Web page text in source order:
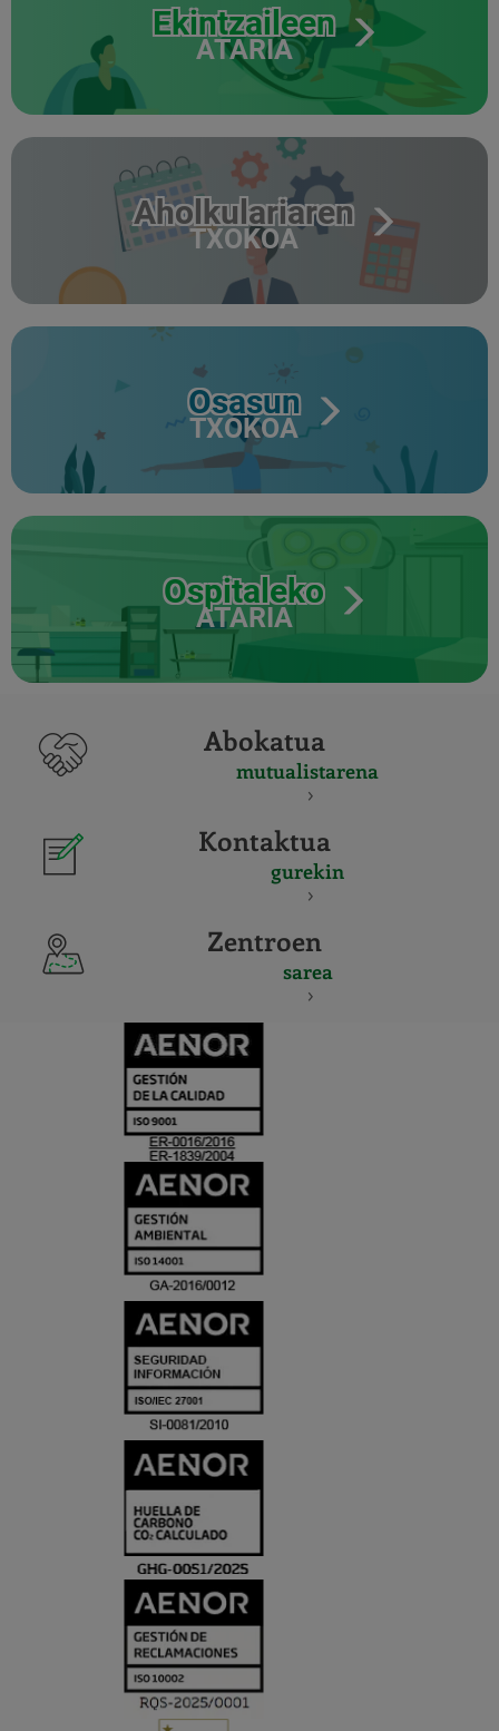
Ekintzaileen
ATARIA
Aholkulariaren
TXOKOA
Osasun
TXOKOA
Ospitaleko
ATARIA
Abokatua
mutualistarena
Kontaktua
gurekin
Zentroen
sarea